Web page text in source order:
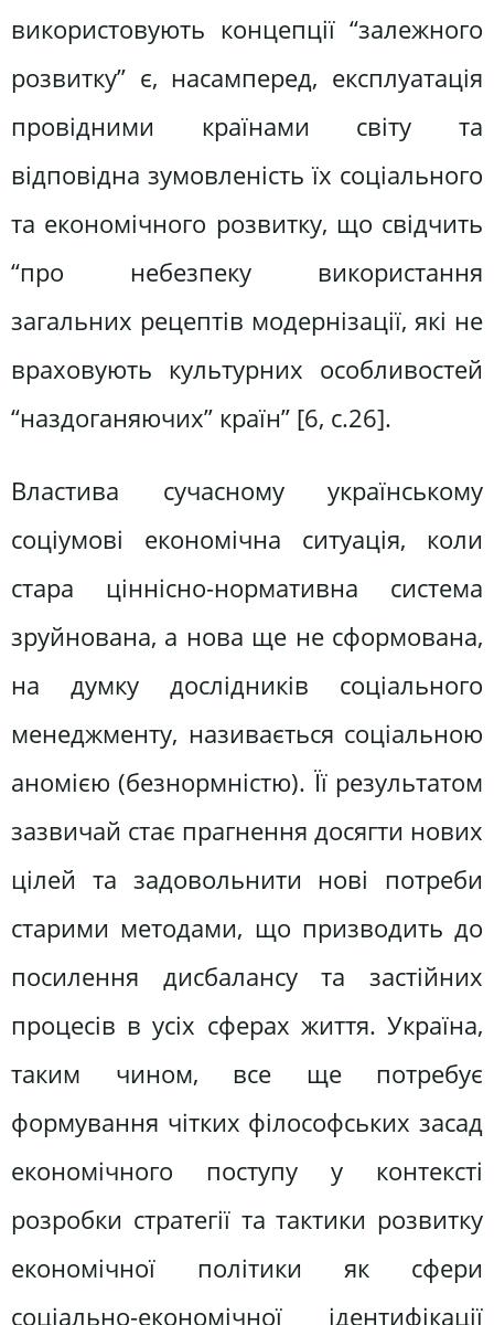
використовують концепції “залежного
розвитку” є, насамперед, експлуатація
провідними країнами світу та
відповідна зумовленість їх соціального
та економічного розвитку, що свідчить
“про небезпеку використання
загальних рецептів модернізації, які не
враховують культурних особливостей
“наздоганяючих” країн” [6, с.26].
Властива сучасному українському
соціумові економічна ситуація, коли
стара ціннісно-нормативна система
зруйнована, а нова ще не сформована,
на думку дослідників соціального
менеджменту, називається соціальною
аномією (безнормністю). Її результатом
зазвичай стає прагнення досягти нових
цілей та задовольнити нові потреби
старими методами, що призводить до
посилення дисбалансу та застійних
процесів в усіх сферах життя. Україна,
таким чином, все ще потребує
формування чітких філософських засад
економічного поступу у контексті
розробки стратегії та тактики розвитку
економічної політики як сфери
соціально-економічної ідентифікації